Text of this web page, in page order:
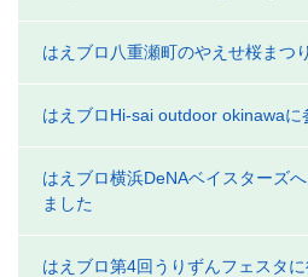
はえブロ八重瀬町のやえせ桜まつ
はえブロHi-sai outdoor okinawaに
はえブロ横浜DeNAベイスターズ
ました
はえブロ第4回うりずんフェスタ